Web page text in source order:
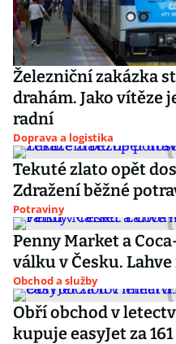
Železniční zakázka
drahám. Jako vítěze
radní
Doprava a logistika
Tekuté zlato opět
Zdražení běžné
Potraviny
Penny Market a
válku v Česku.
Obchod a služby
Obří obchod v
kupuje easyJet za